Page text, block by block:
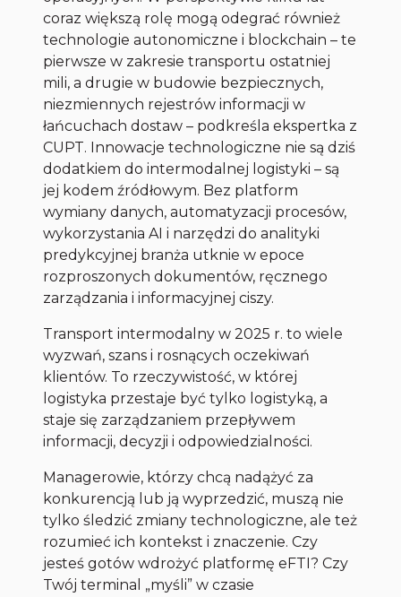
coraz większą rolę mogą odegrać również
technologie autonomiczne i blockchain – te
pierwsze w zakresie transportu ostatniej
mili, a drugie w budowie bezpiecznych,
niezmiennych rejestrów informacji w
łańcuchach dostaw – podkreśla ekspertka z
CUPT. Innowacje technologiczne nie są dziś
dodatkiem do intermodalnej logistyki – są
jej kodem źródłowym. Bez platform
wymiany danych, automatyzacji procesów,
wykorzystania AI i narzędzi do analityki
predykcyjnej branża utknie w epoce
rozproszonych dokumentów, ręcznego
zarządzania i informacyjnej ciszy.
Transport intermodalny w 2025 r. to wiele
wyzwań, szans i rosnących oczekiwań
klientów. To rzeczywistość, w której
logistyka przestaje być tylko logistyką, a
staje się zarządzaniem przepływem
informacji, decyzji i odpowiedzialności.
Managerowie, którzy chcą nadążyć za
konkurencją lub ją wyprzedzić, muszą nie
tylko śledzić zmiany technologiczne, ale też
rozumieć ich kontekst i znaczenie. Czy
jesteś gotów wdrożyć platformę eFTI? Czy
Twój terminal „myśli” w czasie